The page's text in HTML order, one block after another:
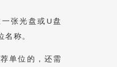
张光盘或U盘
称。
单位的，还需